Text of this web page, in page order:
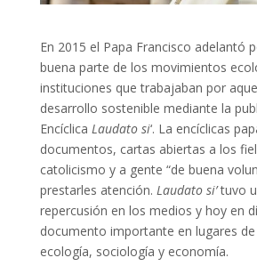
En 2015 el Papa Francisco adelantó
buena parte de los movimientos
instituciones que trabajaban por
desarrollo sostenible mediante la
Encíclica Laudato si‘. La encíclicas
documentos, cartas abiertas a los
catolicismo y a gente “de buena
prestarles atención. Laudato si’tuvo
repercusión en los medios y hoy en
documento importante en lugares
ecología, sociología y economía.